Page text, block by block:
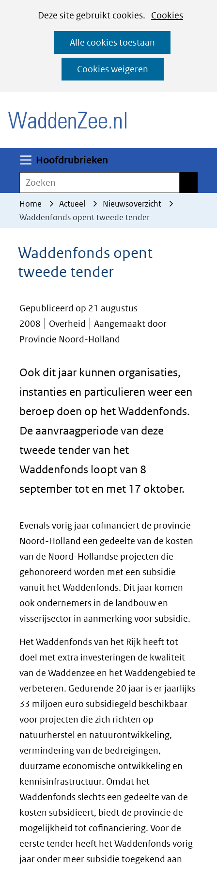
CookiesDeze site gebruikt cookies. Cookies
deze
worden
toegestaan
geweigerd.
Alle cookies toestaan
Cookies weigeren
Ga
naar
de
inhoud
Hoofdrubrieken
Zoeken
Home Actueel
Nieuwsoverzicht
Waddenfonds opent tweede tender
Waddenfonds opent
tweede tender
Gepubliceerd op 21 augustus
2008
Overheid
Aangemaakt door
Provincie Noord-Holland
Ook dit jaar kunnen organisaties,
instanties en particulieren weer een
beroep doen op het Waddenfonds.
De aanvraagperiode van deze
tweede tender van het
Waddenfonds loopt van 8
september tot en met 17 oktober.
Evenals vorig jaar cofinanciert de provincie
Noord-Holland een gedeelte van de kosten
van de Noord-Hollandse projecten die
gehonoreerd worden met een subsidie
vanuit het Waddenfonds. Dit jaar komen
ook ondernemers in de landbouw en
visserijsector in aanmerking voor subsidie.
Het Waddenfonds van het Rijk heeft tot
doel met extra investeringen de kwaliteit
van de Waddenzee en het Waddengebied te
verbeteren. Gedurende 20 jaar is er jaarlijks
33 miljoen euro subsidiegeld beschikbaar
voor projecten die zich richten op
natuurherstel en natuurontwikkeling,
vermindering van de bedreigingen,
duurzame economische ontwikkeling en
kennisinfrastructuur. Omdat het
Waddenfonds slechts een gedeelte van de
kosten subsidieert, biedt de provincie de
mogelijkheid tot cofinanciering. Voor de
eerste tender heeft het Waddenfonds vorig
jaar onder meer subsidie toegekend aan